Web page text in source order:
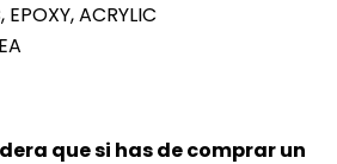
EPOXY, ACRYLIC
que si has de comprar un